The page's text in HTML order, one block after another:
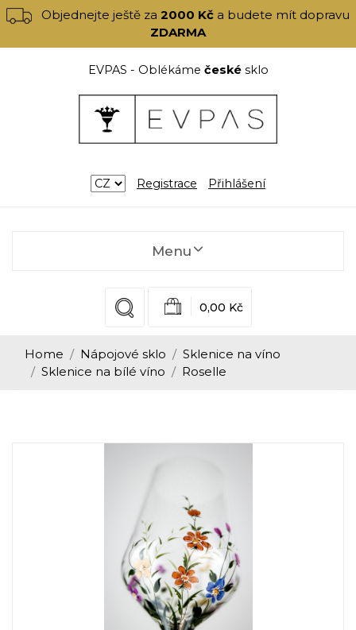
Objednejte ještě za2000 Kč a budete mít dopravu
ZDARMA
EVPAS - Oblékáme českésklo
Registrace Přihlášení
Menu
0,00 Kč
Home Nápojové sklo
Sklenice na víno
Sklenice na bílé víno
Roselle